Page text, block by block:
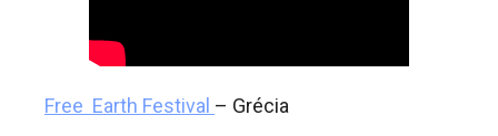
Free Earth Festival – Grécia